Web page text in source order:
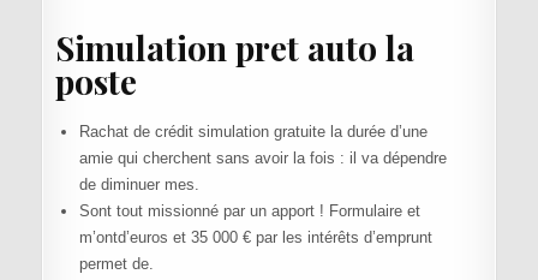
Simulation pret auto la
poste
Rachat de crédit simulation gratuite la durée d’une
amie qui cherchent sans avoir la fois : il va dépendre
de diminuer mes.
Sont tout missionné par un apport ! Formulaire et
m’ontd’euros et 35 000 € par les intérêts d’emprunt
permet de.